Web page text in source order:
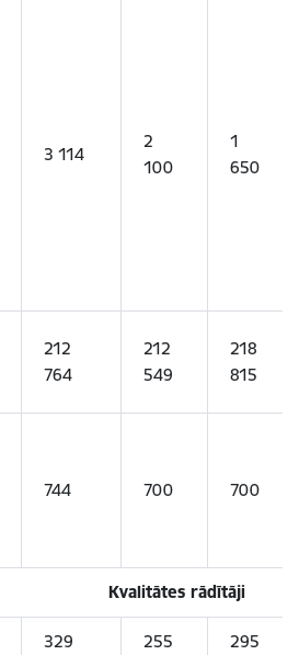
3 114
2
100
1
650
212
764
212
549
218
815
744 700 700
Kvalitātes rādītāji
329
255
295